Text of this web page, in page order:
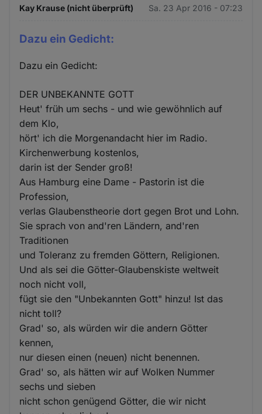
Kay Krause (nicht überprüft) Sa. 23 Apr 2016 - 07:23
Dazu ein Gedicht:
Dazu ein Gedicht:
DER UNBEKANNTE GOTT
Heut' früh um sechs - und wie gewöhnlich auf
dem Klo,
hört' ich die Morgenandacht hier im Radio.
Kirchenwerbung kostenlos,
darin ist der Sender groß!
Aus Hamburg eine Dame - Pastorin ist die
Profession,
verlas Glaubenstheorie dort gegen Brot und Lohn.
Sie sprach von and'ren Ländern, and'ren
Traditionen
und Toleranz zu fremden Göttern, Religionen.
Und als sei die Götter-Glaubenskiste weltweit
noch nicht voll,
fügt sie den "Unbekannten Gott" hinzu! Ist das
nicht toll?
Grad' so, als würden wir die andern Götter
kennen,
nur diesen einen (neuen) nicht benennen.
Grad' so, als hätten wir auf Wolken Nummer
sechs und sieben
nicht schon genügend Götter, die wir nicht